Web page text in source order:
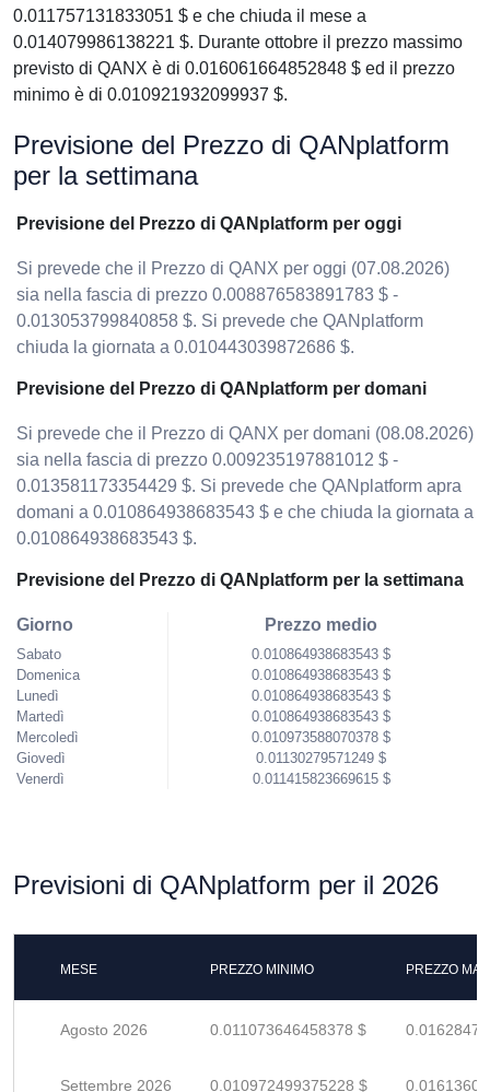
0.011757131833051 $ e che chiuda il mese a
0.014079986138221 $. Durante ottobre il prezzo massimo
previsto di QANX è di 0.016061664852848 $ ed il prezzo
minimo è di 0.010921932099937 $.
Previsione del Prezzo di QANplatform
per la settimana
Previsione del Prezzo di QANplatform per oggi
Si prevede che il Prezzo di QANX per oggi (07.08.2026)
sia nella fascia di prezzo 0.008876583891783 $ -
0.013053799840858 $. Si prevede che QANplatform
chiuda la giornata a 0.010443039872686 $.
Previsione del Prezzo di QANplatform per domani
Si prevede che il Prezzo di QANX per domani (08.08.2026)
sia nella fascia di prezzo 0.009235197881012 $ -
0.013581173354429 $. Si prevede che QANplatform apra
domani a 0.010864938683543 $ e che chiuda la giornata a
0.010864938683543 $.
Previsione del Prezzo di QANplatform per la settimana
Giorno
Sabato
Domenica
Lunedì
Martedì
Mercoledì
Giovedì
Venerdì
Prezzo medio
0.010864938683543 $
0.010864938683543 $
0.010864938683543 $
0.010864938683543 $
0.010973588070378 $
0.01130279571249 $
0.011415823669615 $
Previsioni di QANplatform per il 2026
MESE PREZZO MINIMO PREZZO
Agosto 2026 0.011073646458378 $
Settembre 2026 0.010972499375228 $